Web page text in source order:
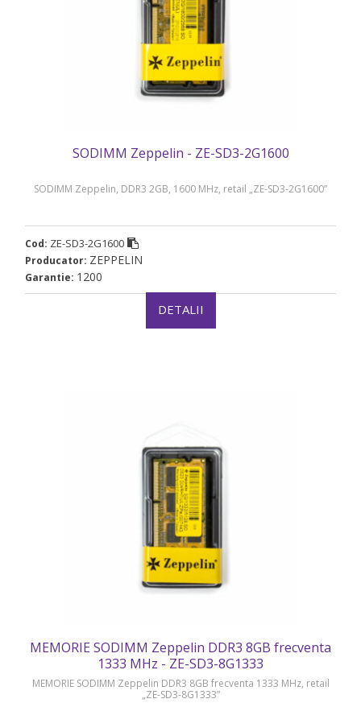
SODIMM Zeppelin - ZE-SD3-2G1600
SODIMM Zeppelin, DDR3 2GB, 1600 MHz, retail „ZE-SD3-2G1600”
Cod: ZE-SD3-2G1600
Producator: ZEPPELIN
Garantie: 1200
DETALII
MEMORIE SODIMM Zeppelin DDR3 8GB frecventa
1333 MHz - ZE-SD3-8G1333
MEMORIE SODIMM Zeppelin DDR3 8GB frecventa 1333 MHz, retail
„ZE-SD3-8G1333”